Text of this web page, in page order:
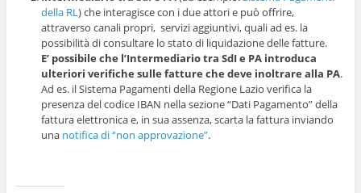
della RL) che interagisce con i due attori e può offrire,
attraverso canali propri, servizi aggiuntivi, quali ad es. la
possibilità di consultare lo stato di liquidazione delle fatture.
E’ possibile che l’Intermediario tra SdI e PA introduca
ulteriori verifiche sulle fatture che deve inoltrare alla PA.
Ad es. il Sistema Pagamenti della Regione Lazio verifica la
presenza del codice IBAN nella sezione “Dati Pagamento” della
fattura elettronica e, in sua assenza, scarta la fattura inviando
una notifica di “non approvazione”.